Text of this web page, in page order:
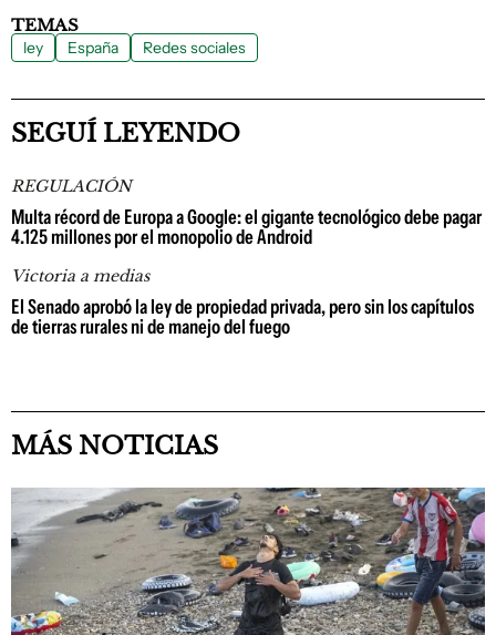
TEMAS
ley España Redes sociales
SEGUÍ LEYENDO
REGULACIÓN
Multa récord de Europa a Google: el gigante tecnológico debe pagar
4.125 millones por el monopolio de Android
Victoria a medias
El Senado aprobó la ley de propiedad privada, pero sin los capítulos
de tierras rurales ni de manejo del fuego
MÁS NOTICIAS